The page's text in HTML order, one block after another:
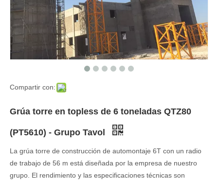
Compartir con:
Grúa torre en topless de 6 toneladas QTZ80
(PT5610) - Grupo Tavol
La grúa torre de construcción de automontaje 6T con un radio
de trabajo de 56 m está diseñada por la empresa de nuestro
grupo. El rendimiento y las especificaciones técnicas son